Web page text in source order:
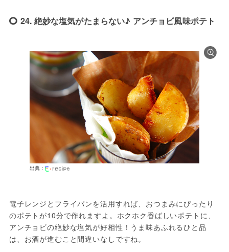
24. 絶妙な塩気がたまらない♪ アンチョビ風味ポテト
出典：
電子レンジとフライパンを活用すれば、おつまみにぴったり
のポテトが10分で作れますよ。ホクホク香ばしいポテトに、
アンチョビの絶妙な塩気が好相性！うま味あふれるひと品
は、お酒が進むこと間違いなしですね。